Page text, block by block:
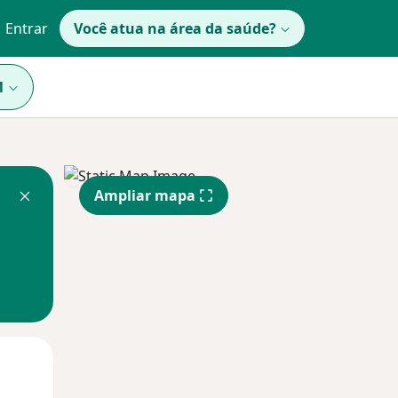
Entrar Você atua na área da saúde?
Ampliar mapa